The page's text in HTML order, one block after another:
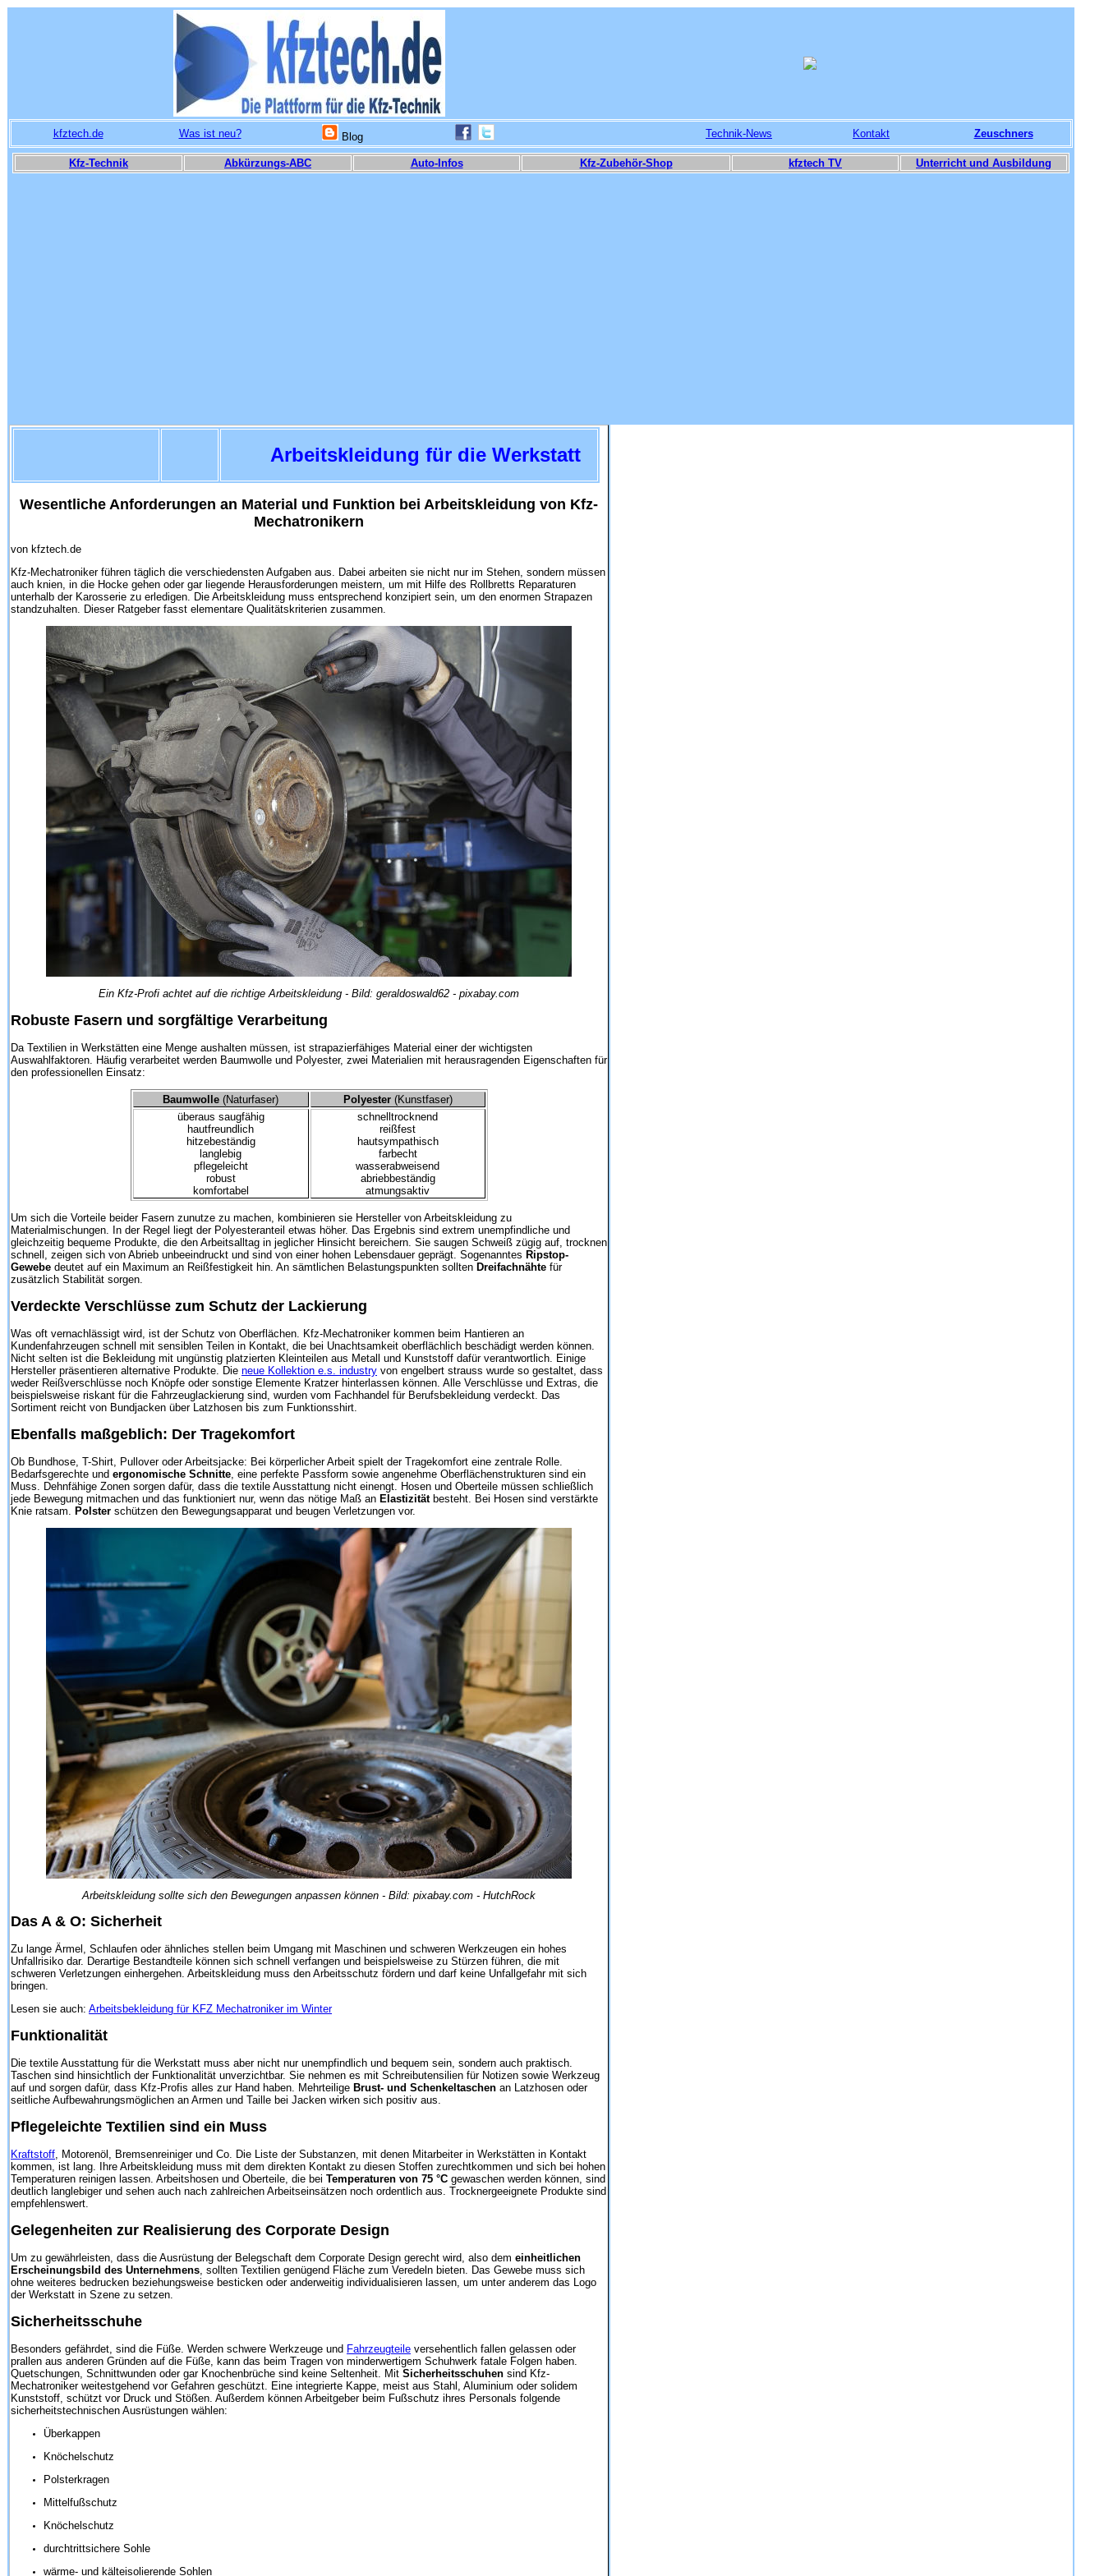
kfztech.de Was ist neu? Blog Technik-News Kontakt Zeuschners
Kfz-Technik Abkürzungs-ABC Auto-Infos Kfz-Zubehör-Shop kfztech TV Unterricht und Ausbildung
Arbeitskleidung für die Werkstatt
Wesentliche Anforderungen an Material und Funktion bei Arbeitskleidung von Kfz-
Mechatronikern
von kfztech.de
Kfz-Mechatroniker führen täglich die verschiedensten Aufgaben aus. Dabei arbeiten sie nicht nur im Stehen, sondern müssen
auch knien, in die Hocke gehen oder gar liegende Herausforderungen meistern, um mit Hilfe des Rollbretts Reparaturen
unterhalb der Karosserie zu erledigen. Die Arbeitskleidung muss entsprechend konzipiert sein, um den enormen Strapazen
standzuhalten. Dieser Ratgeber fasst elementare Qualitätskriterien zusammen.
Ein Kfz-Profi achtet auf die richtige Arbeitskleidung - Bild: geraldoswald62 - pixabay.com
Robuste Fasern und sorgfältige Verarbeitung
Da Textilien in Werkstätten eine Menge aushalten müssen, ist strapazierfähiges Material einer der wichtigsten
Auswahlfaktoren. Häufig verarbeitet werden Baumwolle und Polyester, zwei Materialien mit herausragenden Eigenschaften für
den professionellen Einsatz:
Baumwolle (Naturfaser) Polyester(Kunstfaser)
überaus saugfähig
hautfreundlich
hitzebeständig
langlebig
pflegeleicht
robust
komfortabel
schnelltrocknend
reißfest
hautsympathisch
farbecht
wasserabweisend
abriebbeständig
atmungsaktiv
Um sich die Vorteile beider Fasern zunutze zu machen, kombinieren sie Hersteller von Arbeitskleidung zu
Materialmischungen. In der Regel liegt der Polyesteranteil etwas höher. Das Ergebnis sind extrem unempfindliche und
gleichzeitig bequeme Produkte, die den Arbeitsalltag in jeglicher Hinsicht bereichern. Sie saugen Schweiß zügig auf, trocknen
schnell, zeigen sich von Abrieb unbeeindruckt und sind von einer hohen Lebensdauer geprägt. Sogenanntes Ripstop-
Gewebe deutet auf ein Maximum an Reißfestigkeit hin. An sämtlichen Belastungspunkten sollten Dreifachnähte für
zusätzlich Stabilität sorgen.
Verdeckte Verschlüsse zum Schutz der Lackierung
Was oft vernachlässigt wird, ist der Schutz von Oberflächen. Kfz-Mechatroniker kommen beim Hantieren an
Kundenfahrzeugen schnell mit sensiblen Teilen in Kontakt, die bei Unachtsamkeit oberflächlich beschädigt werden können.
Nicht selten ist die Bekleidung mit ungünstig platzierten Kleinteilen aus Metall und Kunststoff dafür verantwortlich. Einige
Hersteller präsentieren alternative Produkte. Die neue Kollektion e.s. industry von engelbert strauss wurde so gestaltet, dass
weder Reißverschlüsse noch Knöpfe oder sonstige Elemente Kratzer hinterlassen können. Alle Verschlüsse und Extras, die
beispielsweise riskant für die Fahrzeuglackierung sind, wurden vom Fachhandel für Berufsbekleidung verdeckt. Das
Sortiment reicht von Bundjacken über Latzhosen bis zum Funktionsshirt.
Ebenfalls maßgeblich: Der Tragekomfort
Ob Bundhose, T-Shirt, Pullover oder Arbeitsjacke: Bei körperlicher Arbeit spielt der Tragekomfort eine zentrale Rolle.
Bedarfsgerechte und ergonomische Schnitte , eine perfekte Passform sowie angenehme Oberflächenstrukturen sind ein
Muss. Dehnfähige Zonen sorgen dafür, dass die textile Ausstattung nicht einengt. Hosen und Oberteile müssen schließlich
jede Bewegung mitmachen und das funktioniert nur, wenn das nötige Maß an Elastizitätbesteht. Bei Hosen sind verstärkte
Knie ratsam. Polster schützen den Bewegungsapparat und beugen Verletzungen vor.
Arbeitskleidung sollte sich den Bewegungen anpassen können - Bild: pixabay.com - HutchRock
Das A & O: Sicherheit
Zu lange Ärmel, Schlaufen oder ähnliches stellen beim Umgang mit Maschinen und schweren Werkzeugen ein hohes
Unfallrisiko dar. Derartige Bestandteile können sich schnell verfangen und beispielsweise zu Stürzen führen, die mit
schweren Verletzungen einhergehen. Arbeitskleidung muss den Arbeitsschutz fördern und darf keine Unfallgefahr mit sich
bringen.
Lesen sie auch: Arbeitsbekleidung für KFZ Mechatroniker im Winter
Funktionalität
Die textile Ausstattung für die Werkstatt muss aber nicht nur unempfindlich und bequem sein, sondern auch praktisch.
Taschen sind hinsichtlich der Funktionalität unverzichtbar. Sie nehmen es mit Schreibutensilien für Notizen sowie Werkzeug
auf und sorgen dafür, dass Kfz-Profis alles zur Hand haben. Mehrteilige Brust- und Schenkeltaschen an Latzhosen oder
seitliche Aufbewahrungsmöglichen an Armen und Taille bei Jacken wirken sich positiv aus.
Pflegeleichte Textilien sind ein Muss
Kraftstoff, Motorenöl, Bremsenreiniger und Co. Die Liste der Substanzen, mit denen Mitarbeiter in Werkstätten in Kontakt
kommen, ist lang. Ihre Arbeitskleidung muss mit dem direkten Kontakt zu diesen Stoffen zurechtkommen und sich bei hohen
Temperaturen reinigen lassen. Arbeitshosen und Oberteile, die bei Temperaturen von 75 °C gewaschen werden können, sind
deutlich langlebiger und sehen auch nach zahlreichen Arbeitseinsätzen noch ordentlich aus. Trocknergeeignete Produkte sind
empfehlenswert.
Gelegenheiten zur Realisierung des Corporate Design
Um zu gewährleisten, dass die Ausrüstung der Belegschaft dem Corporate Design gerecht wird, also dem einheitlichen
Erscheinungsbild des Unternehmens, sollten Textilien genügend Fläche zum Veredeln bieten. Das Gewebe muss sich
ohne weiteres bedrucken beziehungsweise besticken oder anderweitig individualisieren lassen, um unter anderem das Logo
der Werkstatt in Szene zu setzen.
Sicherheitsschuhe
Besonders gefährdet, sind die Füße. Werden schwere Werkzeuge und Fahrzeugteile versehentlich fallen gelassen oder
prallen aus anderen Gründen auf die Füße, kann das beim Tragen von minderwertigem Schuhwerk fatale Folgen haben.
Quetschungen, Schnittwunden oder gar Knochenbrüche sind keine Seltenheit. Mit Sicherheitsschuhen sind Kfz-
Mechatroniker weitestgehend vor Gefahren geschützt. Eine integrierte Kappe, meist aus Stahl, Aluminium oder solidem
Kunststoff, schützt vor Druck und Stößen. Außerdem können Arbeitgeber beim Fußschutz ihres Personals folgende
sicherheitstechnischen Ausrüstungen wählen:
Überkappen
Knöchelschutz
Polsterkragen
Mittelfußschutz
Knöchelschutz
durchtrittsichere Sohle
wärme- und kälteisolierende Sohlen